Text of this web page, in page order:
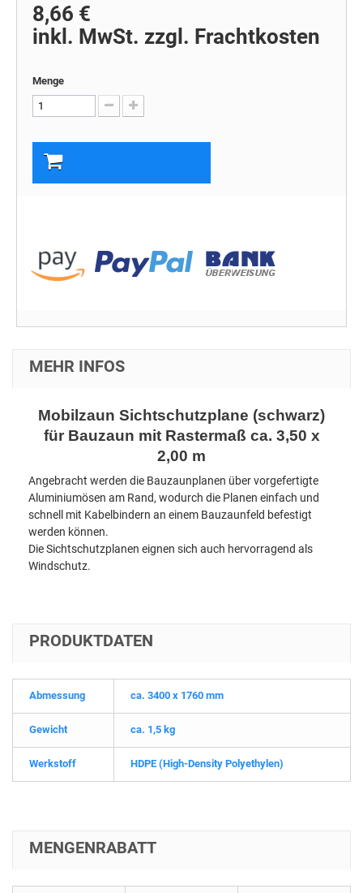
8,66 €
inkl. MwSt. zzgl. Frachtkosten
Menge
MEHR INFOS
Mobilzaun Sichtschutzplane (schwarz)
für Bauzaun mit Rastermaß ca. 3,50 x
2,00 m
Angebracht werden die Bauzaunplanen über vorgefertigte
Aluminiumösen am Rand, wodurch die Planen einfach und
schnell mit Kabelbindern an einem Bauzaunfeld befestigt
werden können.
Die Sichtschutzplanen eignen sich auch hervorragend als
Windschutz.
PRODUKTDATEN
Abmessung ca. 3400 x 1760 mm
Gewicht ca. 1,5 kg
Werkstoff HDPE (High-Density Polyethylen)
MENGENRABATT